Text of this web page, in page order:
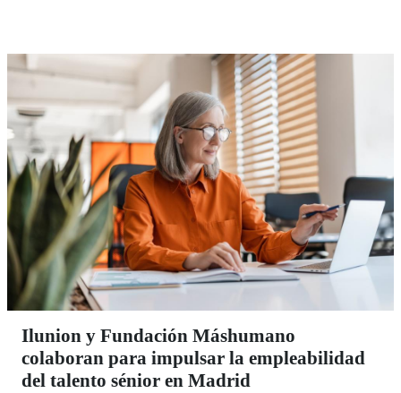
Ilunion y Fundación Máshumano
colaboran para impulsar la empleabilidad
del talento sénior en Madrid